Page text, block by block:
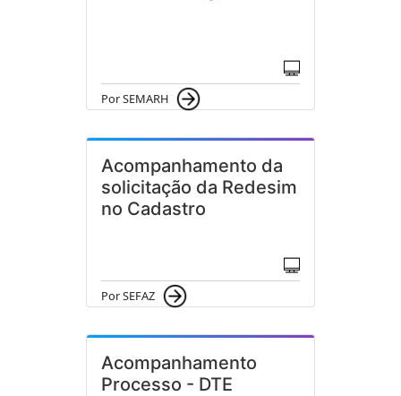
Por SEMARH
Acompanhamento da
solicitação da Redesim
no Cadastro
Por SEFAZ
Acompanhamento
Processo - DTE